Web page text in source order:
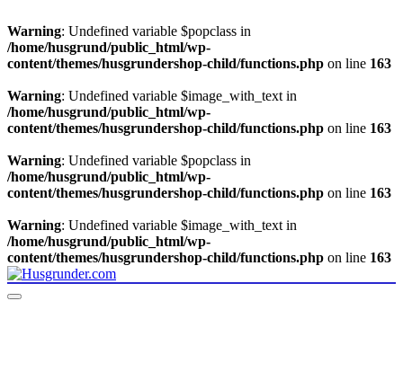
Warning: Undefined variable $popclass in
/home/husgrund/public_html/wp-
content/themes/husgrundershop-child/functions.php on line 163
Warning: Undefined variable $image_with_text in
/home/husgrund/public_html/wp-
content/themes/husgrundershop-child/functions.php on line 163
Warning: Undefined variable $popclass in
/home/husgrund/public_html/wp-
content/themes/husgrundershop-child/functions.php on line 163
Warning: Undefined variable $image_with_text in
/home/husgrund/public_html/wp-
content/themes/husgrundershop-child/functions.php on line 163